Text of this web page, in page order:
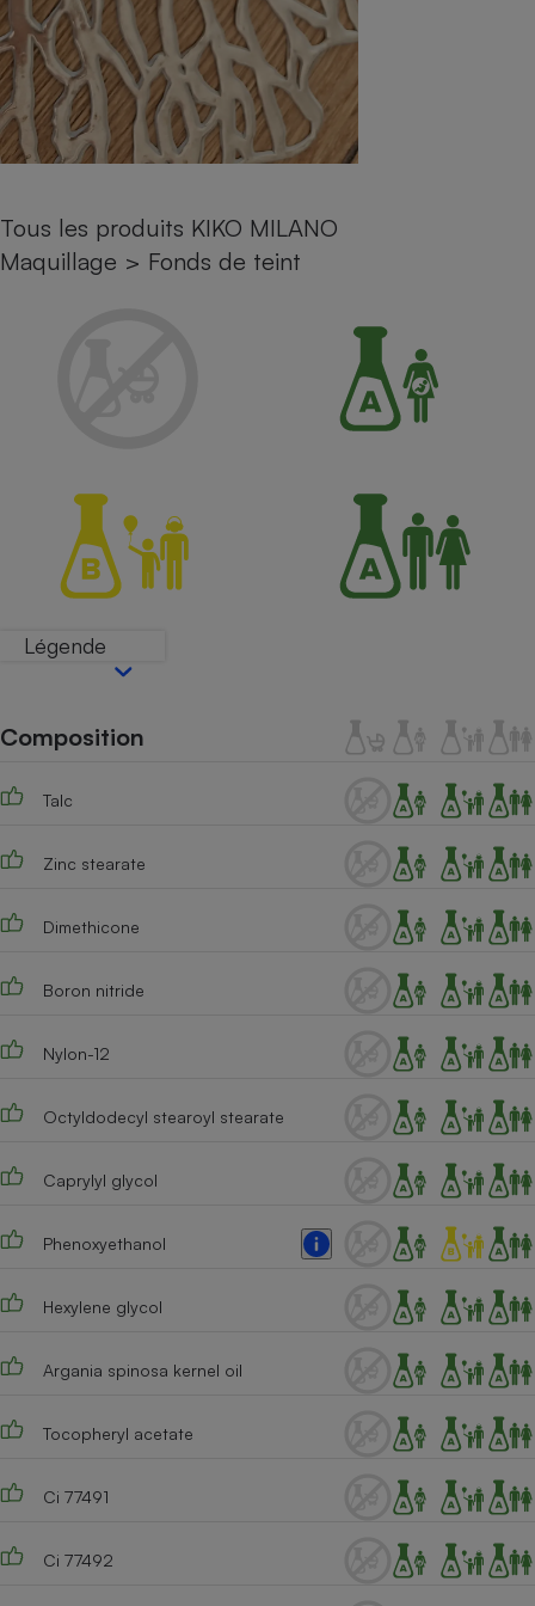
Tous les produits KIKO MILANO
Maquillage > Fonds de teint
Légende
Composition
Talc
Zinc stearate
Dimethicone
Boron nitride
Nylon-12
Octyldodecyl stearoyl stearate
Caprylyl glycol
Phenoxyethanol
Hexylene glycol
Argania spinosa kernel oil
Tocopheryl acetate
Ci 77491
Ci 77492
alimentaire
Assurance emprunteur
Petit électroménager -
Lave-linge
Plaque de cuisson à
Climatiseur -
Ventilateur
Cafetière à expressos
Robot ménager
Téléphone mobile -
Smartphone
Antivirus
Ventilateur
Antimoustique